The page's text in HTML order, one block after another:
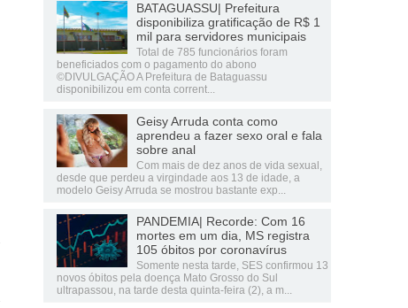
BATAGUASSU| Prefeitura
disponibiliza gratificação de R$ 1
mil para servidores municipais
Total de 785 funcionários foram
beneficiados com o pagamento do abono
©DIVULGAÇÃO A Prefeitura de Bataguassu
disponibilizou em conta corrent...
Geisy Arruda conta como
aprendeu a fazer sexo oral e fala
sobre anal
Com mais de dez anos de vida sexual,
desde que perdeu a virgindade aos 13 de idade, a
modelo Geisy Arruda se mostrou bastante exp...
PANDEMIA| Recorde: Com 16
mortes em um dia, MS registra
105 óbitos por coronavírus
Somente nesta tarde, SES confirmou 13
novos óbitos pela doença Mato Grosso do Sul
ultrapassou, na tarde desta quinta-feira (2), a m...